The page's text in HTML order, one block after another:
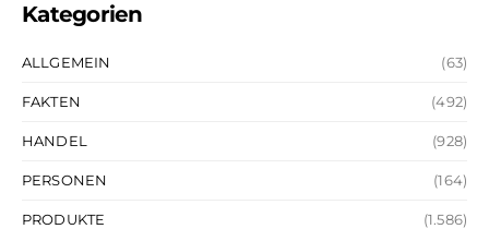
Kategorien
ALLGEMEIN (63)
FAKTEN (492)
HANDEL (928)
PERSONEN (164)
PRODUKTE (1.586)